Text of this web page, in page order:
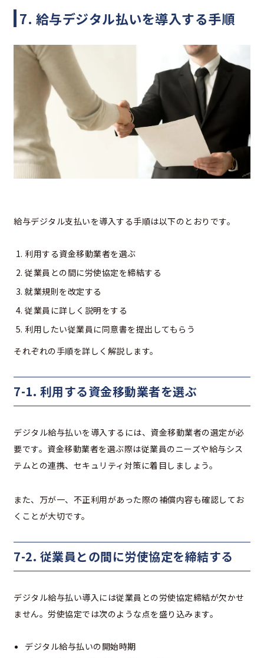
7. 給与デジタル払いを導入する手順
給与デジタル支払いを導入する手順は以下のとおりです。
利用する資金移動業者を選ぶ
従業員との間に労使協定を締結する
就業規則を改定する
従業員に詳しく説明をする
利用したい従業員に同意書を提出してもらう
それぞれの手順を詳しく解説します。
7-1. 利用する資金移動業者を選ぶ
デジタル給与払いを導入するには、資金移動業者の選定が必
要です。資金移動業者を選ぶ際は従業員のニーズや給与シス
テムとの連携、セキュリティ対策に着目しましょう。
また、万が一、不正利用があった際の補償内容も確認してお
くことが大切です。
7-2. 従業員との間に労使協定を締結する
デジタル給与払い導入には従業員との労使協定締結が欠かせ
ません。労使協定では次のような点を盛り込みます。
デジタル給与払いの開始時期